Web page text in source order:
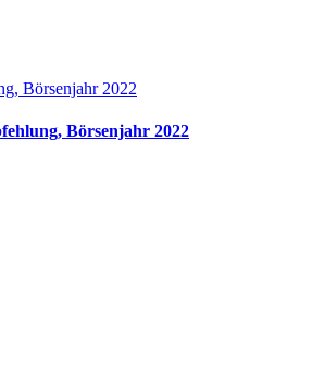
Börsenjahr 2022
Börsenjahr 2022